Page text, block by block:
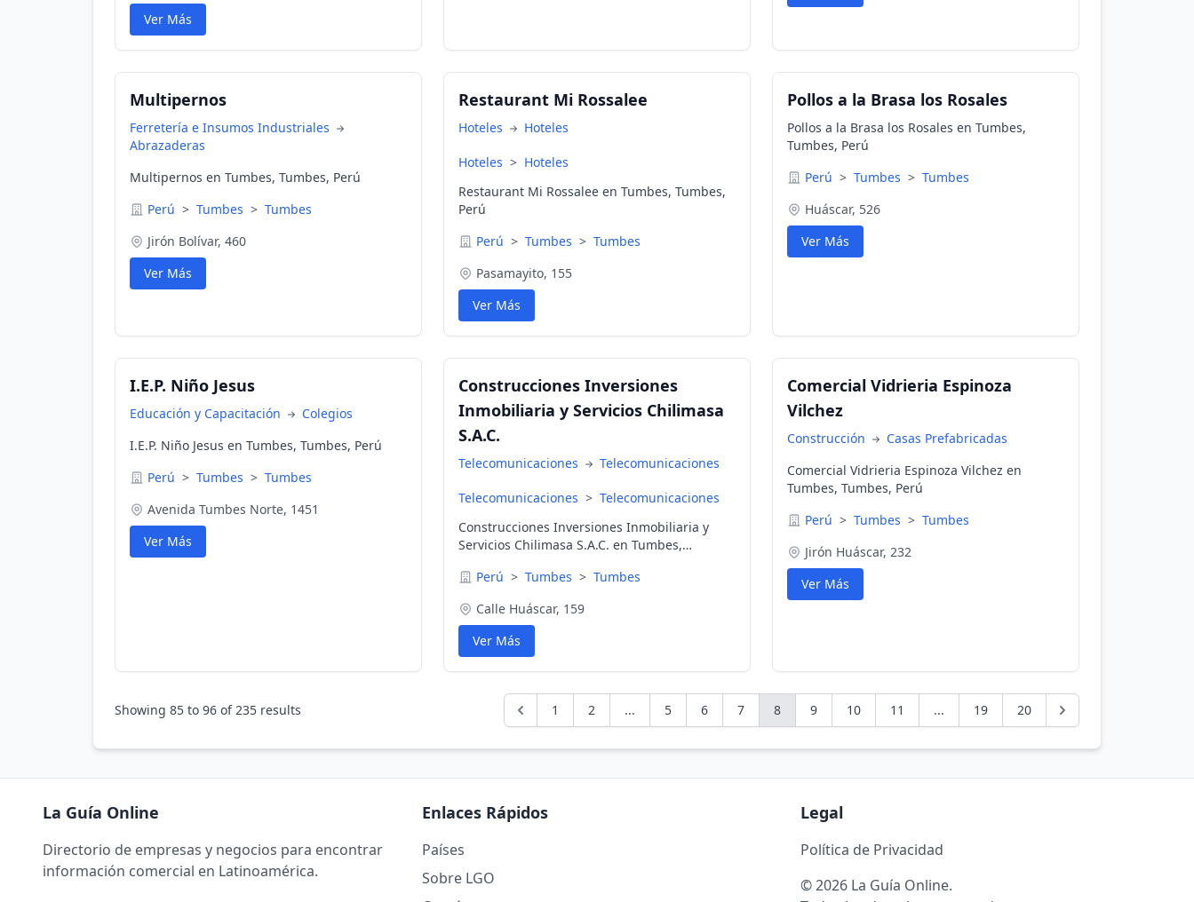
Ver Más
Multipernos
Ferretería e Insumos Industriales
Abrazaderas
Multipernos en Tumbes, Tumbes, Perú
Perú > Tumbes > Tumbes
Jirón Bolívar, 460
Ver Más
Restaurant Mi Rossalee
Hoteles Hoteles
Hoteles > Hoteles
Restaurant Mi Rossalee en Tumbes, Tumbes,
Perú
Perú > Tumbes > Tumbes
Pasamayito, 155
Ver Más
Pollos a la Brasa los Rosales
Pollos a la Brasa los Rosales en Tumbes,
Tumbes, Perú
Perú > Tumbes > Tumbes
Huáscar, 526
Ver Más
I.E.P. Niño Jesus
Educación y Capacitación
Colegios
I.E.P. Niño Jesus en Tumbes, Tumbes, Perú
Perú > Tumbes > Tumbes
Avenida Tumbes Norte, 1451
Ver Más
Construcciones Inversiones
Inmobiliaria y Servicios Chilimasa
S.A.C.
Telecomunicaciones Telecomunicaciones
Telecomunicaciones > Telecomunicaciones
Construcciones Inversiones Inmobiliaria y
Servicios Chilimasa S.A.C. en Tumbes,
Perú > Tumbes > Tumbes
Calle Huáscar, 159
Ver Más
Comercial Vidrieria Espinoza
Vilchez
Construcción
Casas Prefabricadas
Comercial Vidrieria Espinoza Vilchez en
Tumbes, Tumbes, Perú
Perú > Tumbes > Tumbes
Jirón Huáscar, 232
Ver Más
Showing 85 to 96 of 235 results 1 2 ... 5 6 7 8 9 10 11 ... 19 20
La Guía Online
Directorio de empresas y negocios para encontrar
información comercial en Latinoamérica.
Enlaces Rápidos
Países
Sobre LGO
Legal
Política de Privacidad
© 2026 La Guía Online.